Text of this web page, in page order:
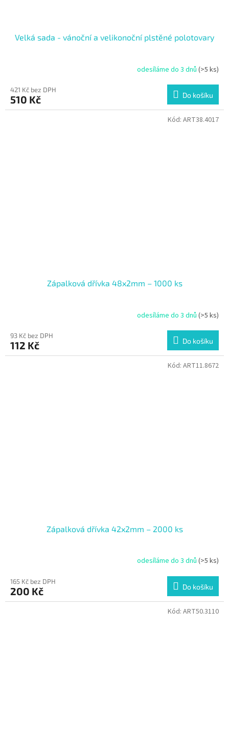
Velká sada - vánoční a velikonoční plstěné polotovary
odesíláme do 3 dnů (>5 ks)
421 Kč bez DPH
510 Kč Do košíku
Zápalková dřívka 48x2mm – 1000 ks
odesíláme do 3 dnů (>5 ks)
93 Kč bez DPH
112 Kč Do košíku
Kód: ART38.4017
Zápalková dřívka 42x2mm – 2000 ks
odesíláme do 3 dnů (>5 ks)
165 Kč bez DPH
200 Kč Do košíku
Kód: ART11.8672
Kód: ART50.3110